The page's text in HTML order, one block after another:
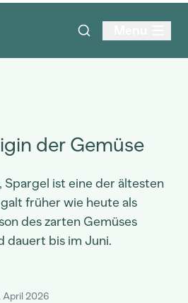
der Gemüse
Spargel ist eine der ältesten
früher wie heute als
des zarten Gemüses
dauert bis im Juni.
April 2026